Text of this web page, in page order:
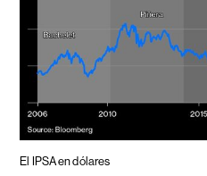
El IPSA en dólares